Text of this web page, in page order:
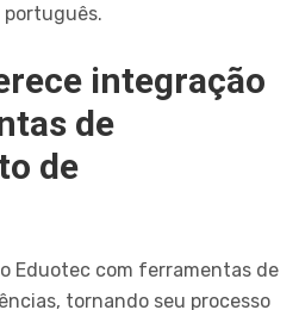
português.
integração
de
de
Eduotec com ferramentas de
tornando seu processo